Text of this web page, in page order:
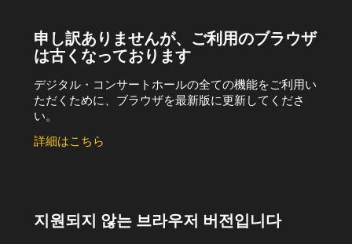
申し訳ありませんが、ご利用のブラウザ
は古くなっております
デジタル・コンサートホールの全ての機能をご利用い
ただくために、ブラウザを最新版に更新してくださ
い。
詳細はこちら
지원되지 않는 브라우저 버전입니다